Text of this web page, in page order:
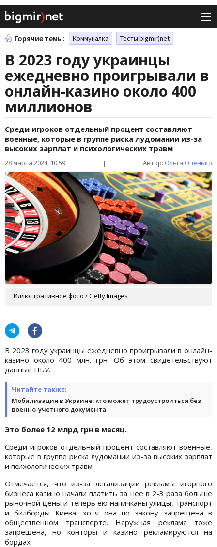
Горячие темы: Коммуналка Тесты bigmir)net
В 2023 году украинцы
ежедневно проигрывали в
онлайн-казино около 400
миллионов
Среди игроков отдельный процент составляют
военные, которые в группе риска лудомании из-за
высоких зарплат и психологических травм
28 марта 2024, 10:59 | Автор: Ольга Опенько
Иллюстративное фото / Getty Images
В 2023 году украинцы ежедневно проигрывали в онлайн-
казино около 400 млн. грн. Об этом свидетельствуют
данные НБУ.
Читайте также:
Мобилизация в Украине: кто может трудоустроиться без
военно-учетного документа
Это более 12 млрд грн в месяц.
Среди игроков отдельный процент составляют военные,
которые в группе риска лудомании из-за высоких зарплат
и психологических травм.
Отмечается, что из-за легализации рекламы игорного
бизнеса казино начали платить за нее в 2-3 раза больше
рыночной цены и теперь ею напичканы улицы, транспорт
и билборды Киева, хотя она по закону запрещена в
общественном транспорте. Наружная реклама тоже
запрещена, но конторы и казино рекламируются на
бордах.